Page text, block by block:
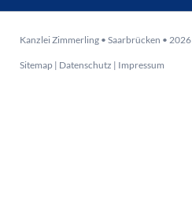
Kanzlei Zimmerling • Saarbrücken • 2026
Sitemap| Datenschutz | Impressum